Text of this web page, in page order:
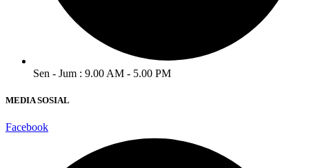
Sen - Jum : 9.00 AM - 5.00 PM
MEDIA SOSIAL
Facebook